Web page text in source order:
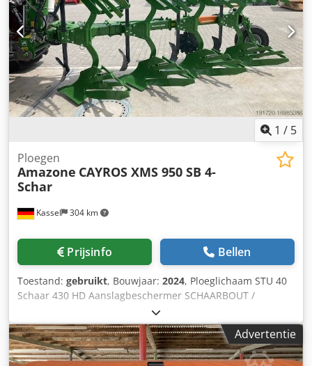
1 / 5
Kassel 304 km
Ploegen
Amazone CAYROS XMS 950 SB 4-
Schar
Prijsinfo Bellen
Toestand: gebruikt, Bouwjaar: 2024, Ploeglichaam STU 40
Schaar 430 HD Aanslagbeschermer SCHAARBOUT /
Advertentie